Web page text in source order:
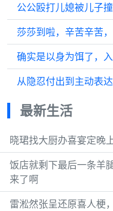
公公殴打儿媳被儿子
莎莎到啦，辛苦辛苦
确实是以身为饵了，
最新生活
晓珺找大厨办喜宴定晚
饭店就剩下最后一条羊
来了啊
雷淞然张呈还原喜人梗